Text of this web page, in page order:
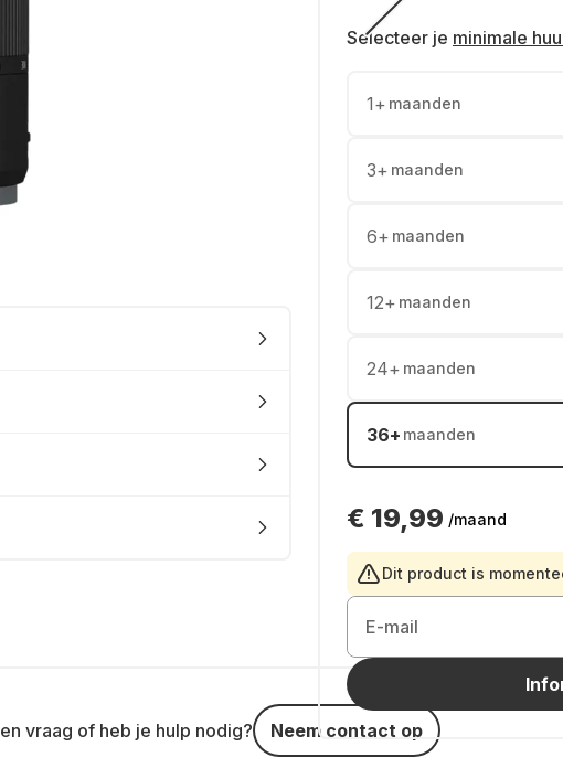
Selecteer je minimale
1+ maanden
3+ maanden
6+ maanden
12+ maanden
24+ maanden
36+ maanden
€ 19,99 /maand
Dit product is
E-mail
vraag of heb je hulp nodig? Neem contact op